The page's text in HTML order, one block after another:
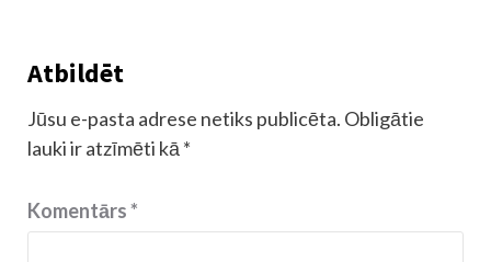
Atbildēt
Jūsu e-pasta adrese netiks publicēta. Obligātie
lauki ir atzīmēti kā *
Komentārs*